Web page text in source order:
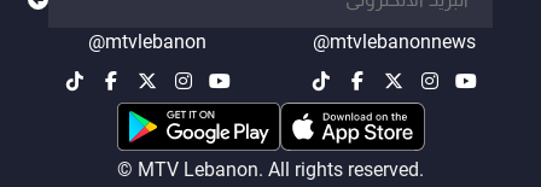
@mtvlebanonnews
@mtvlebanon
© MTV Lebanon. All rights reserved.